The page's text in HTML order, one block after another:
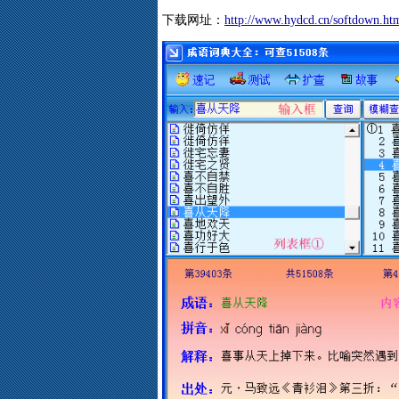
下载网址： http://www.hydcd.cn/